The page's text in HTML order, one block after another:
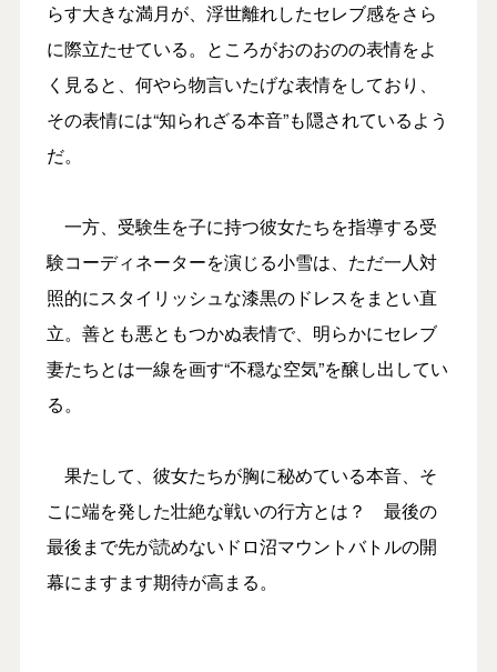
らす大きな満月が、浮世離れしたセレブ感をさら
に際立たせている。ところがおのおのの表情をよ
く見ると、何やら物言いたげな表情をしており、
その表情には“知られざる本音”も隠されているよう
だ。
一方、受験生を子に持つ彼女たちを指導する受
験コーディネーターを演じる小雪は、ただ一人対
照的にスタイリッシュな漆黒のドレスをまとい直
立。善とも悪ともつかぬ表情で、明らかにセレブ
妻たちとは一線を画す“不穏な空気”を醸し出してい
る。
果たして、彼女たちが胸に秘めている本音、そ
こに端を発した壮絶な戦いの行方とは？ 最後の
最後まで先が読めないドロ沼マウントバトルの開
幕にますます期待が高まる。